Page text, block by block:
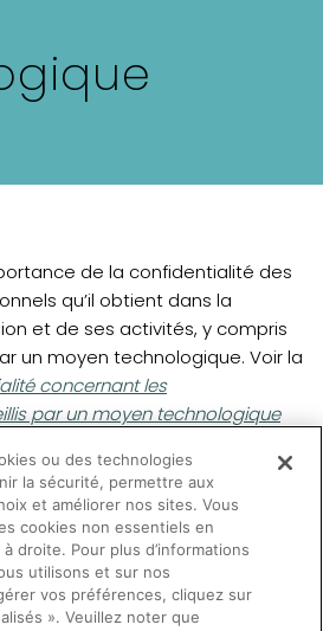
de la confidentialité des
qu’il obtient dans la
et de ses activités, y compris
un moyen technologique. Voir la
concernant les
par un moyen technologique
de ces renseignements.
la section portant sur la
personnels et l'accès à
ou des technologies
la sécurité, permettre aux
et améliorer nos sites. Vous
cookies non essentiels en
droite. Pour plus d’informations
utilisons et sur nos
vos préférences, cliquez sur
». Veuillez noter que